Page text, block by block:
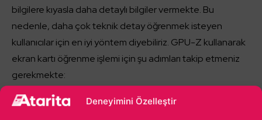
Deneyimini Özelleştir
bilgilere kıyasla daha detaylı bilgiler vermekte. Bu
nedenle, daha çok teknik detay öğrenmek isteyen
kullanıcılar için en iyi yöntem diyebiliriz. GPU-Z kullanarak
ekran kartı öğrenme işlemi için şu adımları takip etmeniz
gerekmekte:
Uygulamayı çalıştırın. Ekranda kullanım tercihlerinizi